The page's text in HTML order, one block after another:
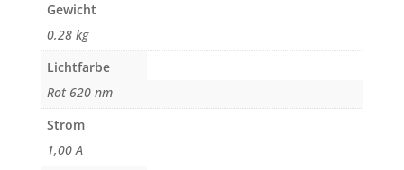
Gewicht
0,28 kg
Lichtfarbe
Rot 620 nm
Strom
1,00 A